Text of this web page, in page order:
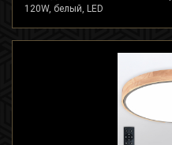
120W, белый, LED